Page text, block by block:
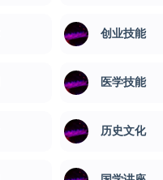
创业技能
医学技能
历史文化